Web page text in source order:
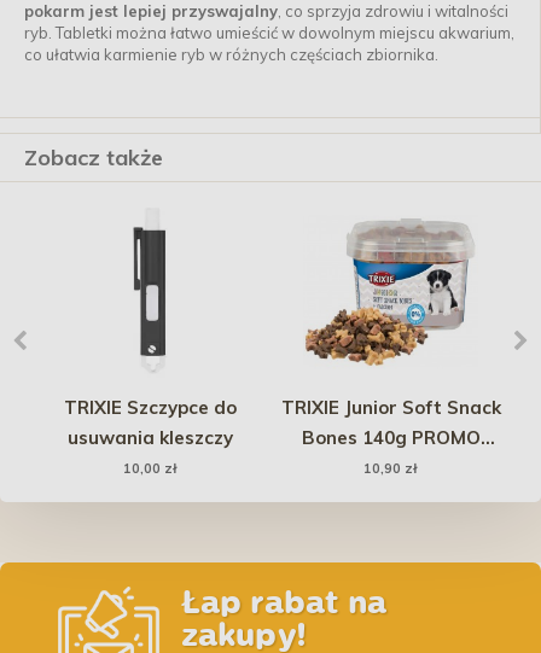
pokarm jest lepiej przyswajalny , co sprzyja zdrowiu i witalności
ryb. Tabletki można łatwo umieścić w dowolnym miejscu akwarium,
co ułatwia karmienie ryb w różnych częściach zbiornika.
Zobacz także
TRIXIE Szczypce do
usuwania kleszczy
10,00 zł
TRIXIE Junior Soft Snack
Bones 140g PROMO
Uszkodzenie
10,90 zł
Łap rabat na
zakupy!